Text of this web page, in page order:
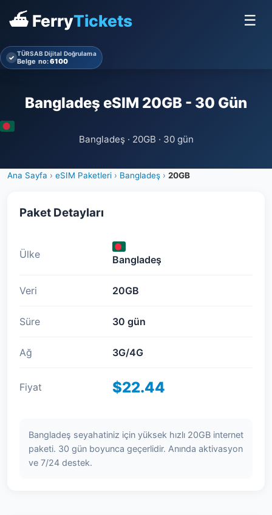
⛴ FerryTickets ☰
✓ TÜRSAB Dijital Doğrulama
Belge no:6100
Bangladeş eSIM 20GB - 30 Gün
Bangladeş · 20GB · 30 gün
Ana Sayfa › eSIM Paketleri › Bangladeş › 20GB
Paket Detayları
Ülke Bangladeş
Veri 20GB
Süre 30 gün
Ağ 3G/4G
Fiyat $22.44
Bangladeş seyahatiniz için yüksek hızlı 20GB internet
paketi. 30 gün boyunca geçerlidir. Anında aktivasyon
ve 7/24 destek.